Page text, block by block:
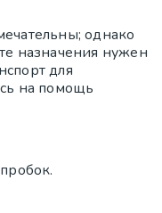
однако
назначения нужен
для
на помощь